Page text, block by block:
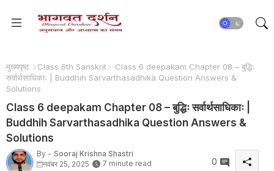
मुख्यपृष्ठ Class 6th Sanskrit
Class 6 deepakam Chapter 08 – बुद्धिः
सर्वार्थसाधिकाः | Buddhih Sarvarthasadhika Question Answers &
Solutions
Class 6 deepakam Chapter 08 – बुद्धिः सर्वार्थसाधिकाः |
Buddhih Sarvarthasadhika Question Answers &
Solutions
By - Sooraj Krishna Shastri
नवंबर 25, 2025
7 minute read 0